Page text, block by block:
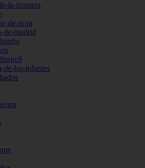
la-frontera
de-rioja
de-madrid
de-los-infantes